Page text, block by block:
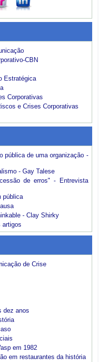
CBN
Estratégica
Corporativas
e Crises Corporativas
pública de uma organização -
- Gay Talese
de erros" - Entrevista
pública
- Clay Shirky
artigos
de Crise
dez anos
em 1982
em restaurantes da história